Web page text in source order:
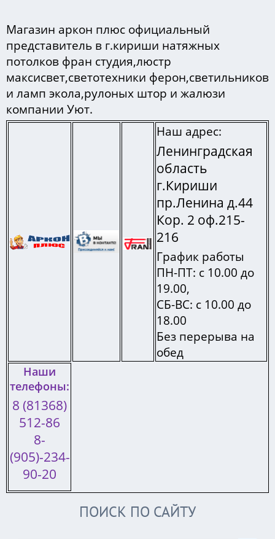
Магазин аркон плюс официальный
представитель в г.кириши натяжных
потолков фран студия,люстр
максисвет,светотехники ферон,светильников
и ламп экола,рулоных штор и жалюзи
компании Уют.
Наш адрес:
Ленинградская
область
г.Кириши
пр.Ленина д.44
Кор. 2 оф.215-
216
График работы
ПН-ПТ: с 10.00 до
19.00,
СБ-ВС: с 10.00 до
18.00
Без перерыва на
обед
Наши
телефоны:
8 (81368)
512-86
8-
(905)-234-
90-20
ПОИСК ПО САЙТУ